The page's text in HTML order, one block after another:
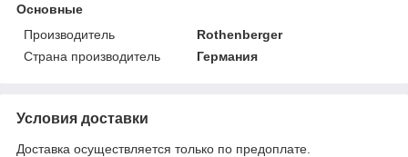
Основные
Производитель
Rothenberger
Страна производитель
Германия
Условия доставки
Доставка осуществляется только по предоплате.